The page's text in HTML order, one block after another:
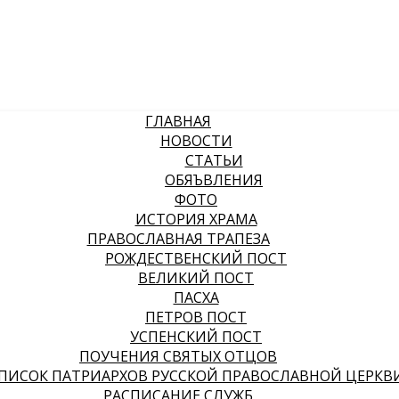
ГЛАВНАЯ
НОВОСТИ
СТАТЬИ
ОБЯЪВЛЕНИЯ
ФОТО
ИСТОРИЯ ХРАМА
ПРАВОСЛАВНАЯ ТРАПЕЗА
РОЖДЕСТВЕНСКИЙ ПОСТ
ВЕЛИКИЙ ПОСТ
ПАСХА
ПЕТРОВ ПОСТ
УСПЕНСКИЙ ПОСТ
ПОУЧЕНИЯ СВЯТЫХ ОТЦОВ
ПАТРИАРХОВ РУССКОЙ ПРАВОСЛАВНОЙ